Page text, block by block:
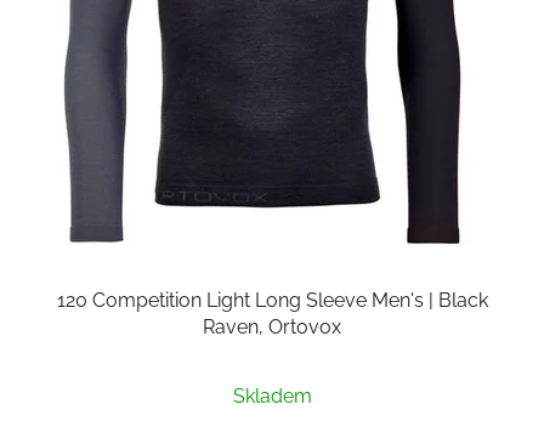
120 Competition Light Long Sleeve Men's | Black
Raven, Ortovox
hodnocení
Skladem